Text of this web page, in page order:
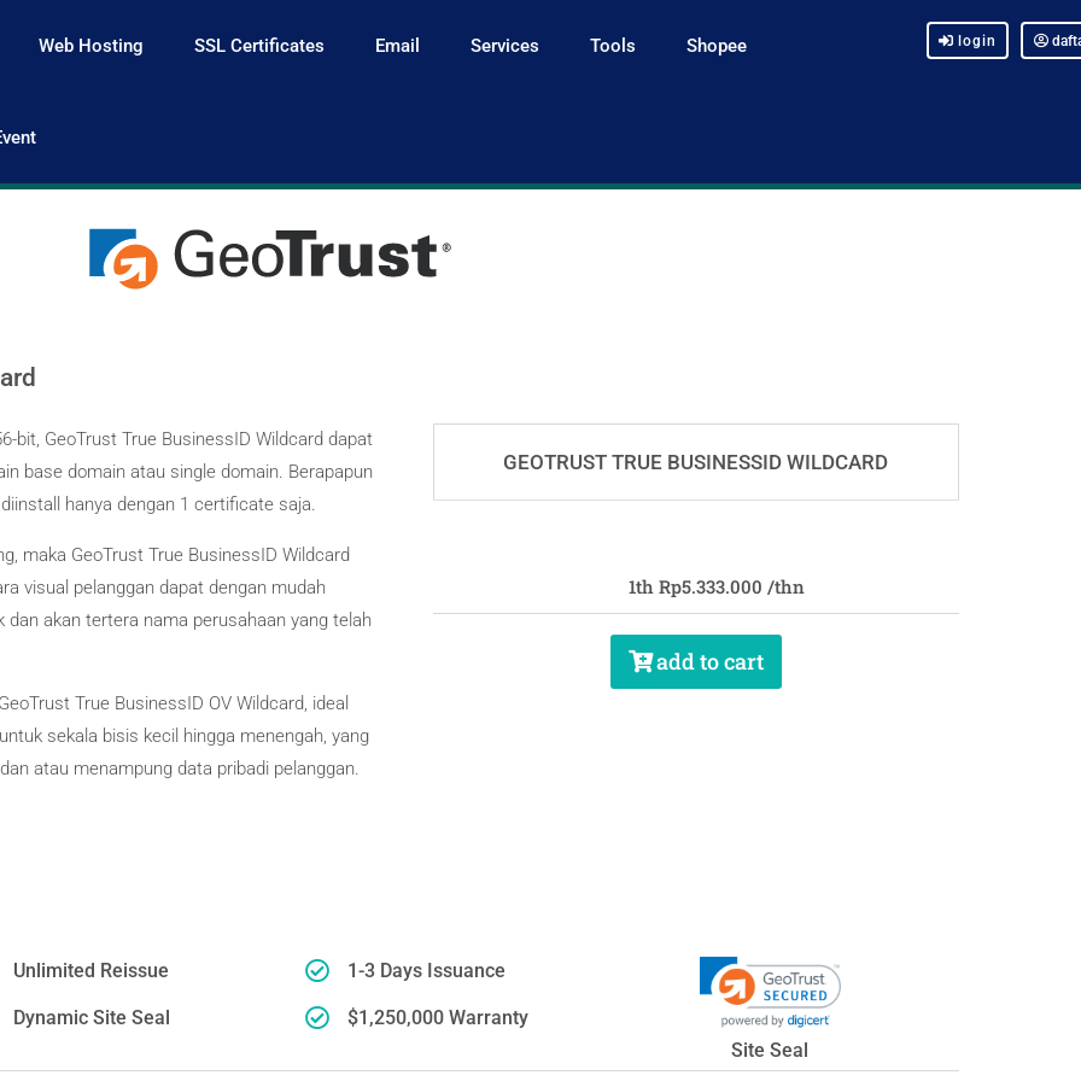
Web Hosting SSL Certificates Email Services Tools Shopee login
bit, GeoTrust True BusinessID Wildcard dapat
base domain atau single domain. Berapapun
hanya dengan 1 certificate saja.
maka GeoTrust True BusinessID Wildcard
visual pelanggan dapat dengan mudah
akan tertera nama perusahaan yang telah
True BusinessID OV Wildcard, ideal
sekala bisis kecil hingga menengah, yang
atau menampung data pribadi pelanggan.
GEOTRUST TRUE BUSINESSID WILDCARD
1th Rp5.333.000 /thn
add to cart
Unlimited Reissue
Dynamic Site Seal
 1-3 Days Issuance

$1,250,000 Warranty
Site Seal